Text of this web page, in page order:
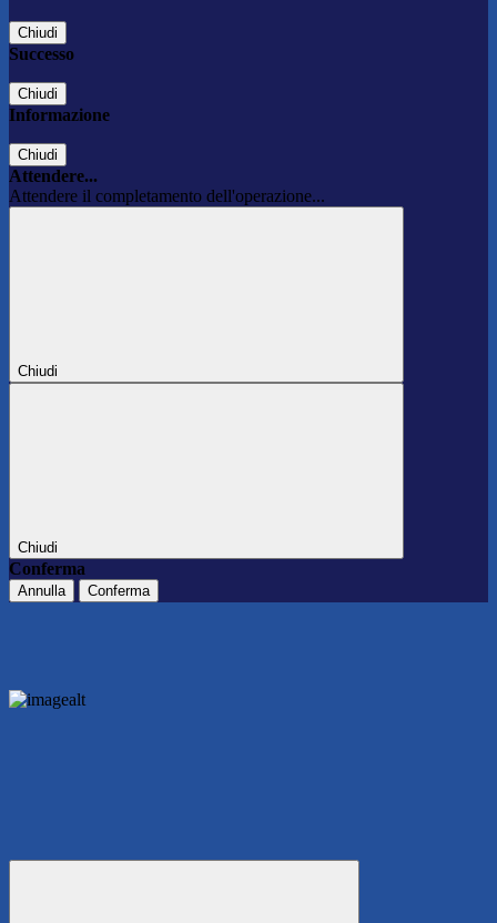
Chiudi
Successo
Chiudi
Informazione
Chiudi
Attendere...
Attendere il completamento dell'operazione...
Chiudi
Chiudi
Conferma
Annulla Conferma